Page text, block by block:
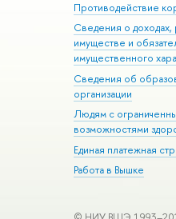
Противодействие
Сведения о доходах,
имуществе и
имущественного
Сведения об
организации
Людям с
возможностями
Единая платежная
Работа в Вышке